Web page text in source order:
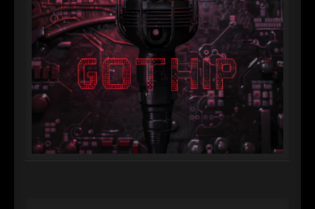
► Imperator
Oberer Totpunkt
► Maschinenherz
Oberer Totpunkt
► Der Siebte Tag
Oberer Totpunkt
► Langfristig gesehen (sind wir alle tot)
Oberer Totpunkt
Oberer Totpunkt
► Totentanz